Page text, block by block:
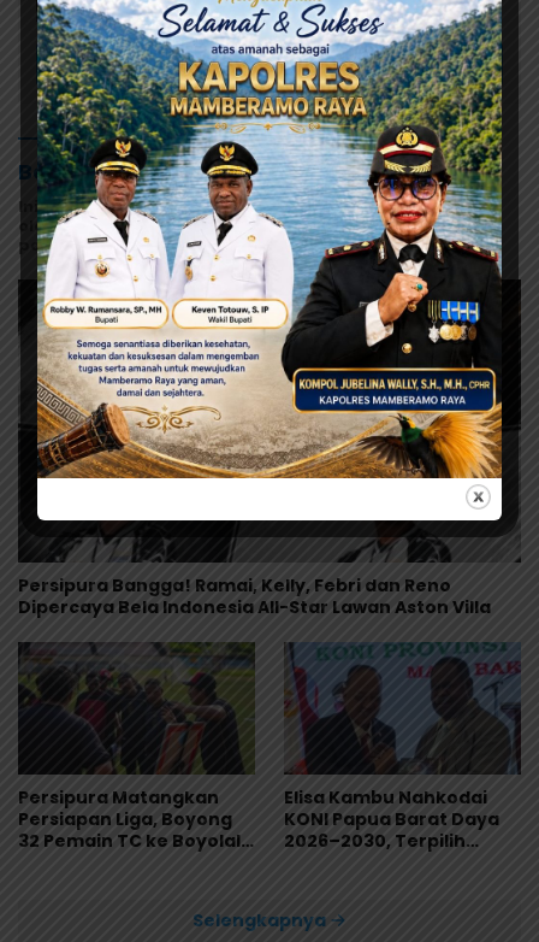
Selengkapnya
Berita Olahraga
Ini contoh widget dengan style gallery pada kategori
olahraga, anda bisa mengaturnya pada widget recent
post wpberita.
Persipura Bangga! Ramai, Kelly, Febri dan Reno
Dipercaya Bela Indonesia All-Star Lawan Aston Villa
Persipura Matangkan
Persiapan Liga, Boyong
32 Pemain TC ke Boyolali
Elisa Kambu Nahkodai
KONI Papua Barat Daya
2026–2030, Terpilih
Selengkapnya